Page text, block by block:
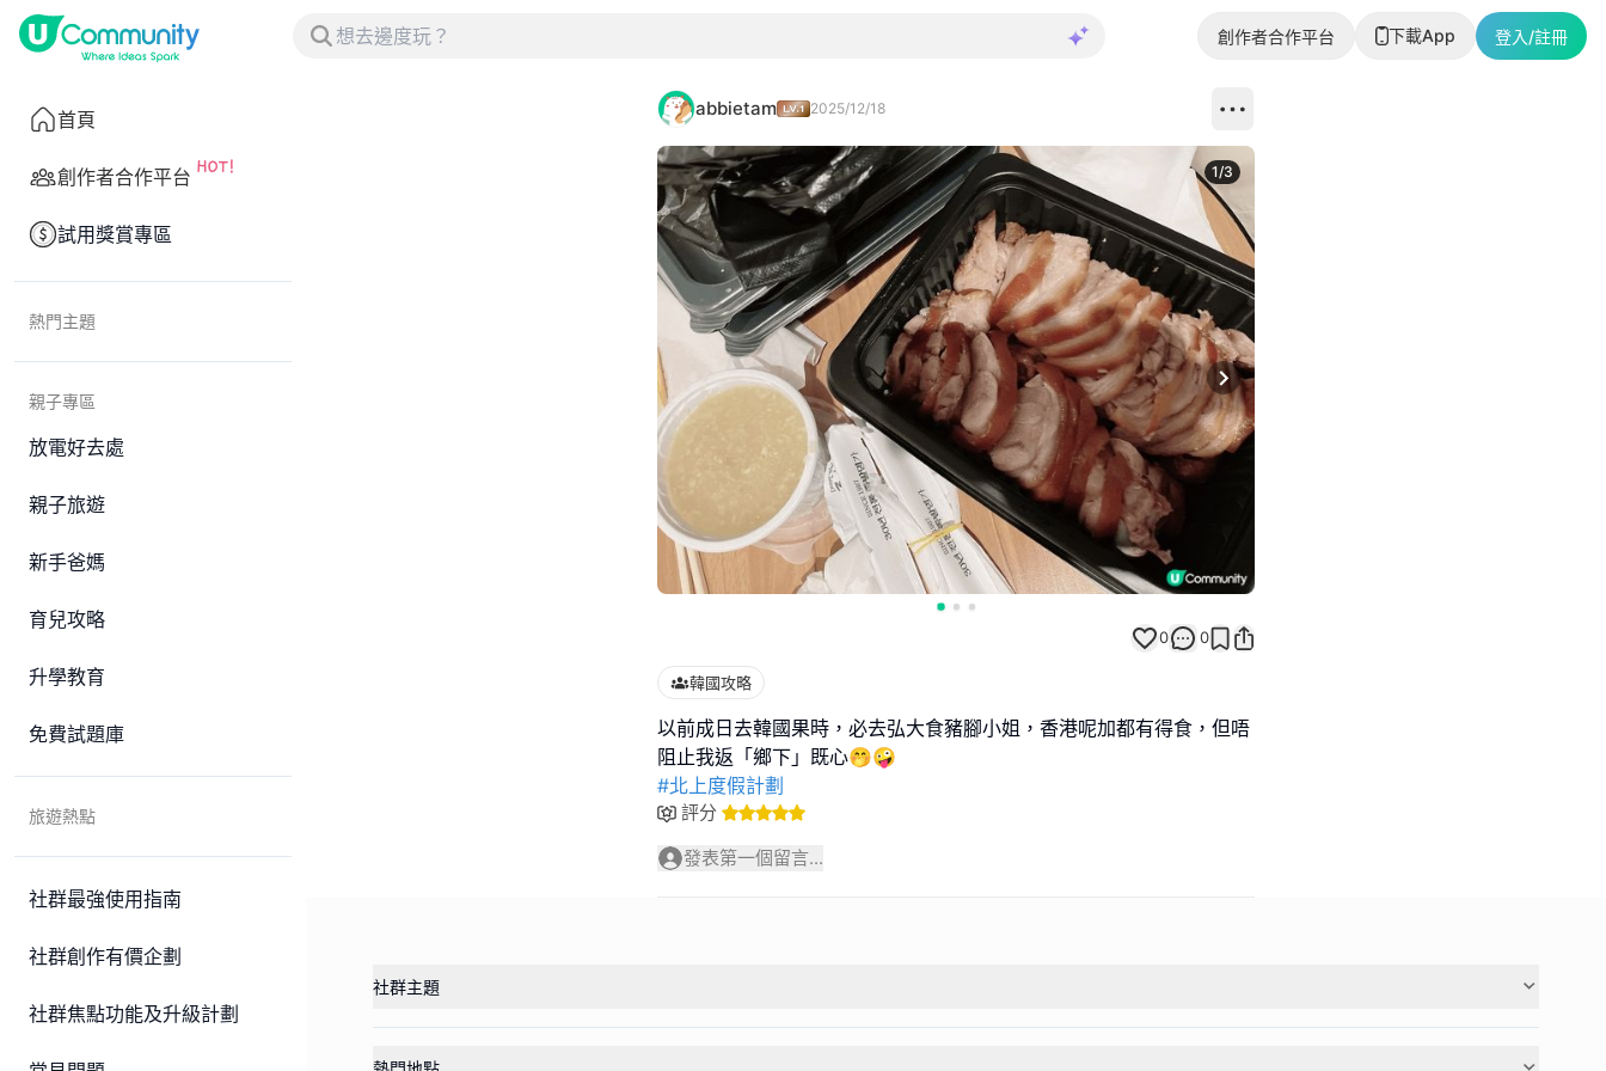
創作者合作平台 下載App 登入/註冊
首頁
創作者合作平台
試用獎賞專區
熱門主題
親子專區
放電好去處
親子旅遊
新手爸媽
育兒攻略
升學教育
免費試題庫
旅遊熱點
社群最強使用指南
社群創作有價企劃
社群焦點功能及升級計劃
abbietam 2025/12/18
Next slide
1/3
0 0
韓國攻略
以前成日去韓國果時，必去弘大食豬腳小姐，香港呢加都有得食，但唔
#北上度假計劃
評分
發表第一個留言...
社群主題